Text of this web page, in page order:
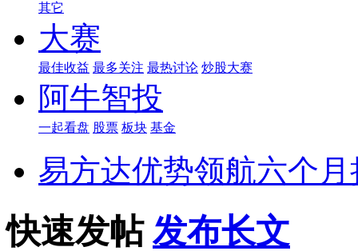
其它
大赛
最佳收益 最多关注 最热讨论 炒股大赛
阿牛智投
一起看盘 股票 板块 基金
易方达优势领航六个
快速发帖 发布长文